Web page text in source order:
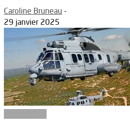
Caroline Bruneau -
29 janvier 2025